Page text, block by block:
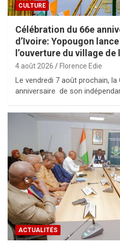
CULTURE
Célébration du 66e
d’Ivoire: Yopougon
l’ouverture du village de
4 août 2026 Florence Edie
Le vendredi 7 août prochain, la
anniversaire de son
ACTUALITÉS